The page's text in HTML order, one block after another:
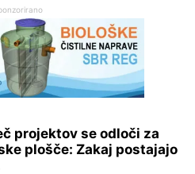
projektov se odloči za
plošče: Zakaj postajajo